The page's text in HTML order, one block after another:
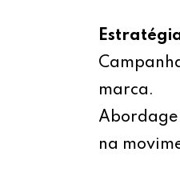
marca.
na